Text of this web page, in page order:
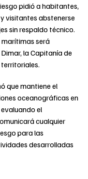
pidió a habitantes,
visitantes abstenerse
sin respaldo técnico.
será
la Capitanía de
que mantiene el
oceanográficas en
el
cualquier
para las
desarrolladas